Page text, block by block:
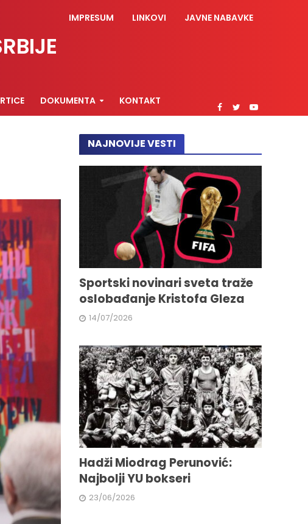
IMPRESUM LINKOVI JAVNE NABAVKE
DOKUMENTA KONTAKT
NAJNOVIJE VESTI
Sportski novinari sveta traže
oslobađanje Kristofa Gleza
14/07/2026
Hadži Miodrag Perunović:
Najbolji YU bokseri
23/06/2026